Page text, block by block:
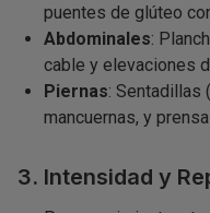
puentes de glúteo
Abdominales:
cable y elevaciones
Piernas: Sentadillas
mancuernas, y
3. Intensidad y